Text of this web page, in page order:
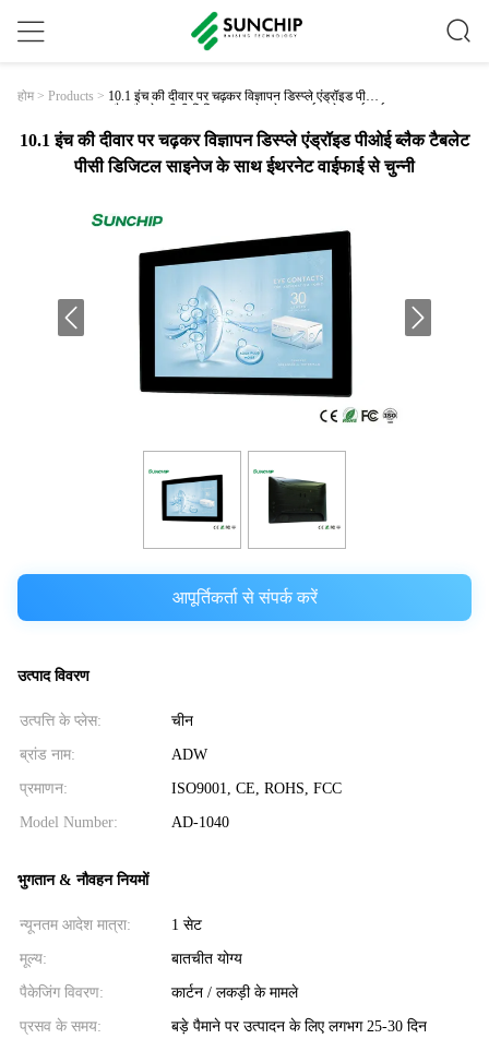
होम > Products > 10.1 इंच की दीवार पर चढ़कर विज्ञापन डिस्प्ले एंड्रॉइड पीओई
ब्लैक टैबलेट पीसी डिजिटल साइनेज के साथ ईथरनेट वाईफाई
10.1 इंच की दीवार पर चढ़कर विज्ञापन डिस्प्ले एंड्रॉइड पीओई ब्लैक टैबलेट
पीसी डिजिटल साइनेज के साथ ईथरनेट वाईफाई से चुन्नी
आपूर्तिकर्ता से संपर्क करें
उत्पाद विवरण
उत्पत्ति के प्लेस: चीन
ब्रांड नाम: ADW
प्रमाणन: ISO9001, CE, ROHS, FCC
Model Number: AD-1040
भुगतान & नौवहन नियमों
न्यूनतम आदेश मात्रा: 1 सेट
मूल्य: बातचीत योग्य
पैकेजिंग विवरण: कार्टन / लकड़ी के मामले
प्रसव के समय: बड़े पैमाने पर उत्पादन के लिए लगभग 25-30 दिन